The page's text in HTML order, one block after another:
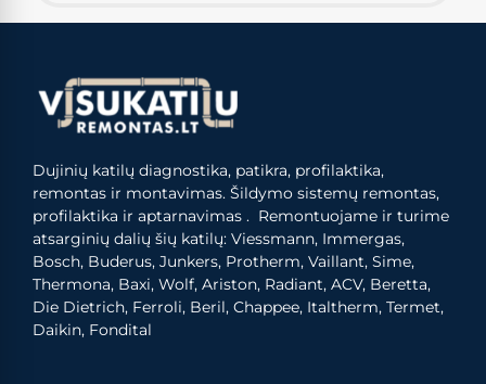
Dujinių katilų diagnostika, patikra, profilaktika,
remontas ir montavimas. Šildymo sistemų remontas,
profilaktika ir aptarnavimas . Remontuojame ir turime
atsarginių dalių šių katilų: Viessmann, Immergas,
Bosch, Buderus, Junkers, Protherm, Vaillant, Sime,
Thermona, Baxi, Wolf, Ariston, Radiant, ACV, Beretta,
Die Dietrich, Ferroli, Beril, Chappee, Italtherm, Termet,
Daikin, Fondital